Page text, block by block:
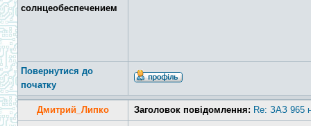
солнцеобеспечением
Повернутися до
початку
Дмитрий_Липко Заголовок повідомлення: Re: ЗАЗ 965